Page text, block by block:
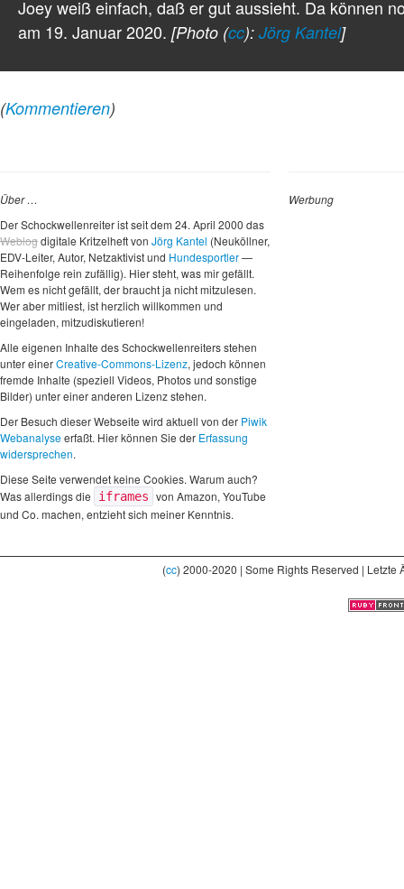
Joey weiß einfach, daß er gut aussieht. Da können
am 19. Januar 2020. [Photo (cc): Jörg Kantel]
(Kommentieren)
Über …
Der Schockwellenreiter ist seit dem 24. April 2000 das
Weblogdigitale Kritzelheft von Jörg Kantel (Neuköllner,
EDV-Leiter, Autor, Netzaktivist und Hundesportler—
Reihenfolge rein zufällig). Hier steht, was mir gefällt.
Wem es nicht gefällt, der braucht ja nicht mitzulesen.
Wer aber mitliest, ist herzlich willkommen und
eingeladen, mitzudiskutieren!
Alle eigenen Inhalte des Schockwellenreiters stehen
unter einerCreative-Commons-Lizenz, jedoch können
fremde Inhalte (speziell Videos, Photos und sonstige
Bilder) unter einer anderen Lizenz stehen.
Der Besuch dieser Webseite wird aktuell von der Piwik
Webanalyseerfaßt. Hier können Sie der Erfassung
widersprechen.
Diese Seite verwendet keine Cookies. Warum auch?
Was allerdings die
iframes von Amazon, YouTube
und Co. machen, entzieht sich meiner Kenntnis.
Werbung
(cc) 2000-2020 | Some Rights Reserved |